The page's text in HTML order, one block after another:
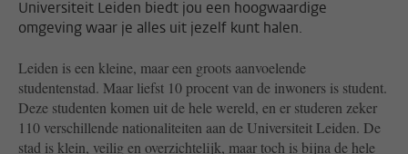
Universiteit Leiden biedt jou een hoogwaardige
omgeving waar je alles uit jezelf kunt halen.
Leiden is een kleine, maar een groots aanvoelende
studentenstad. Maar liefst 10 procent van de inwoners is student.
Deze studenten komen uit de hele wereld, en er studeren zeker
110 verschillende nationaliteiten aan de Universiteit Leiden. De
stad is klein, veilig en overzichtelijk, maar toch is bijna de hele